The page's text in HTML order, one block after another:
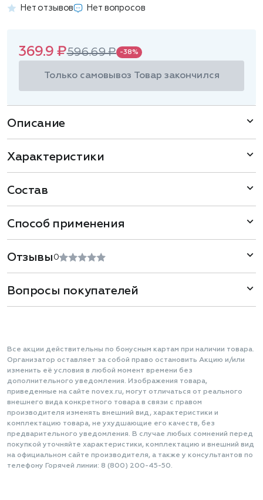
Нет отзывов Нет вопросов
369.9 ₽596.69 ₽ -38%
Только самовывоз Товар закончился
Описание
Характеристики
Состав
Способ применения
Отзывы 0
Вопросы покупателей
Все акции действительны по бонусным картам при наличии товара.
Организатор оставляет за собой право остановить Акцию и/или
изменить её условия в любой момент времени без
дополнительного уведомления. Изображения товара,
приведенные на сайте novex.ru, могут отличаться от реального
внешнего вида конкретного товара в связи с правом
производителя изменять внешний вид, характеристики и
комплектацию товара, не ухудшающие его качеств, без
предварительного уведомления. В случае любых сомнений перед
покупкой уточняйте характеристики, комплектацию и внешний вид
на официальном сайте производителя, а также у консультантов по
телефону Горячей линии: 8 (800) 200-45-50.